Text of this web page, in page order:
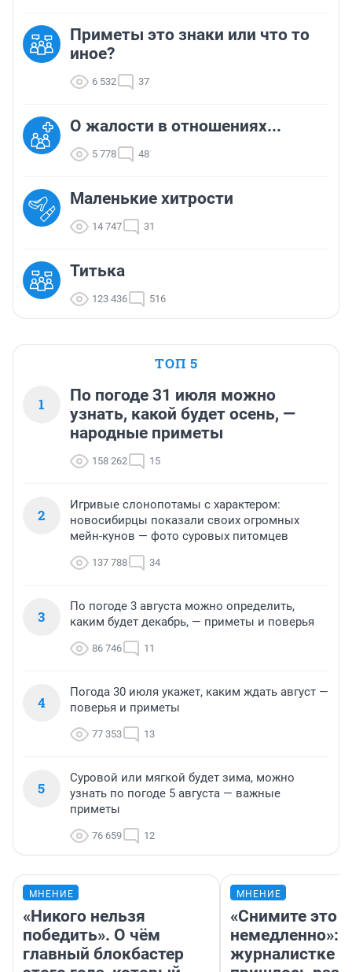
Приметы это знаки или что то
иное?
6 532 37
О жалости в отношениях...
5 778 48
Маленькие хитрости
14 747 31
Титька
123 436 516
ТОП 5
1
По погоде 31 июля можно
узнать, какой будет осень, —
народные приметы
158 262 15
2
Игривые слонопотамы с характером:
новосибирцы показали своих огромных
мейн-кунов — фото суровых питомцев
137 788 34
3
По погоде 3 августа можно определить,
каким будет декабрь, — приметы и поверья
86 746 11
4
Погода 30 июля укажет, каким ждать август —
поверья и приметы
77 353 13
5
Суровой или мягкой будет зима, можно
узнать по погоде 5 августа — важные
приметы
76 659 12
МНЕНИЕ
«Никого нельзя
победить». О чём
главный блокбастер
МНЕНИЕ
«Снимите это
немедленно»:
журналистке